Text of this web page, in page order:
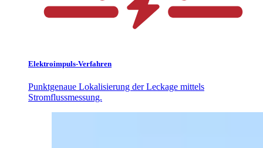
Elektroimpuls-Verfahren
Punktgenaue Lokalisierung der Leckage mittels
Stromflussmessung.